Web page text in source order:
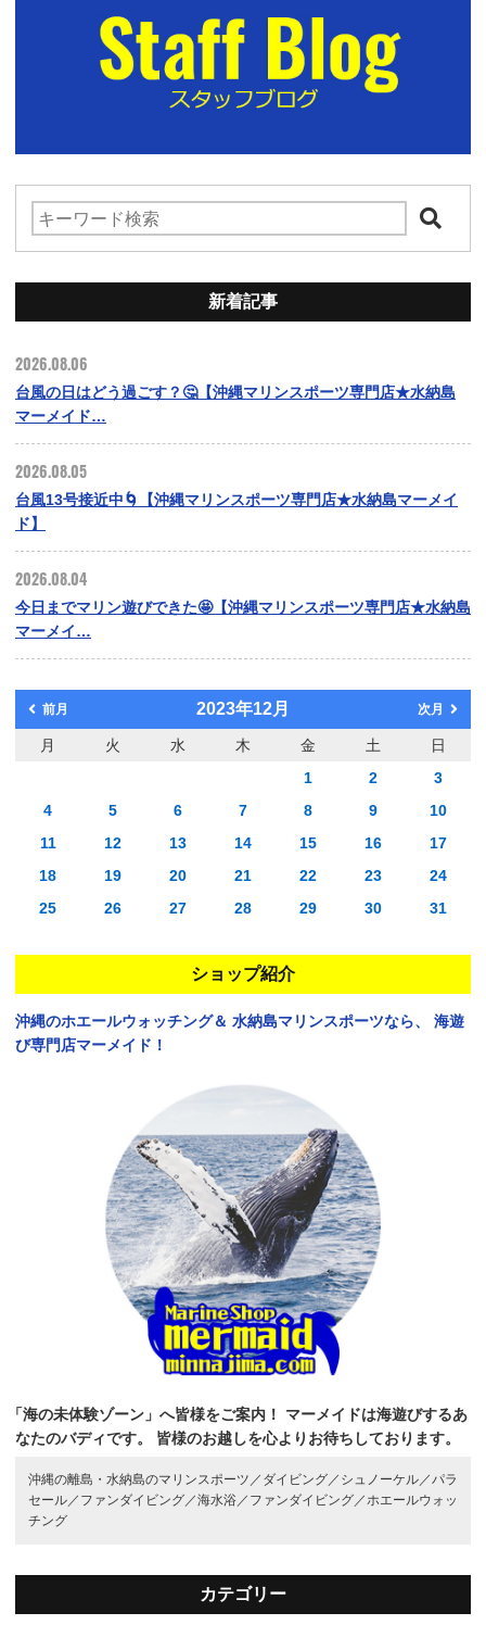
新着記事
2026.08.06
台風の日はどう過ごす？🤔【沖縄マリンスポーツ専門店★水納島
マーメイド…
2026.08.05
台風13号接近中🌀【沖縄マリンスポーツ専門店★水納島マーメイ
ド】
2026.08.04
今日までマリン遊びできた🤩【沖縄マリンスポーツ専門店★水納島
マーメイ…
前月 2023年12月 次月
月 火 水 木 金 土
日
1
2
3
4
5 6 7 8 9
10
11
12 13 14 15 16
17
18
19 20 21 22 23
24
25
26 27 28 29 30 31
ショップ紹介
沖縄のホエールウォッチング＆ 水納島マリンスポーツなら、
海遊
び専門店マーメイド！
「海の未体験ゾーン」へ皆様をご案内！
マーメイドは海遊びするあ
なたのバディです。
皆様のお越しを心よりお待ちしております。
沖縄の離島・水納島のマリンスポーツ／ ダイビング／ シュノーケル／パラ
セール／ ファンダイビング／海水浴／ ファンダイビング／ホエールウォッ
チング
カテゴリー